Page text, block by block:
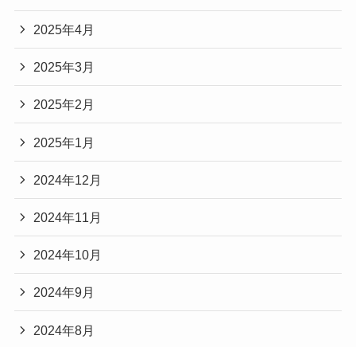
2025年4月
2025年3月
2025年2月
2025年1月
2024年12月
2024年11月
2024年10月
2024年9月
2024年8月